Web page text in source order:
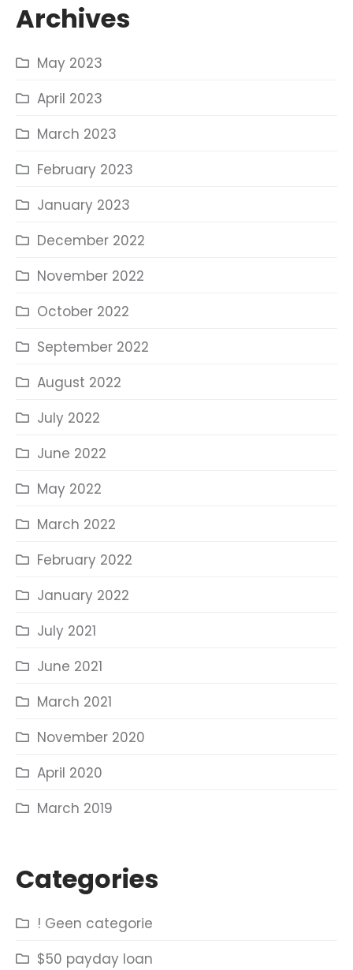
Archives
May 2023
April 2023
March 2023
February 2023
January 2023
December 2022
November 2022
October 2022
September 2022
August 2022
July 2022
June 2022
May 2022
March 2022
February 2022
January 2022
July 2021
June 2021
March 2021
November 2020
April 2020
March 2019
Categories
! Geen categorie
$50 payday loan